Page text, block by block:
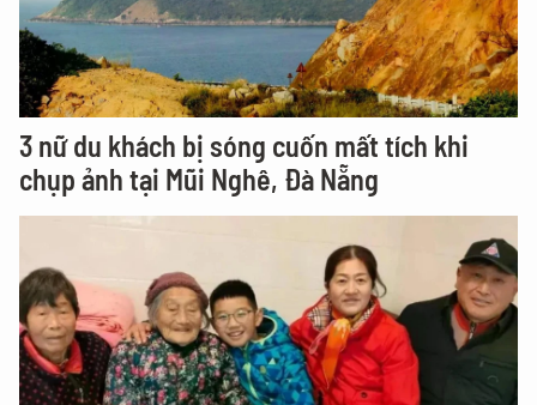
3 nữ du khách bị sóng cuốn mất tích khi
chụp ảnh tại Mũi Nghê, Đà Nẵng